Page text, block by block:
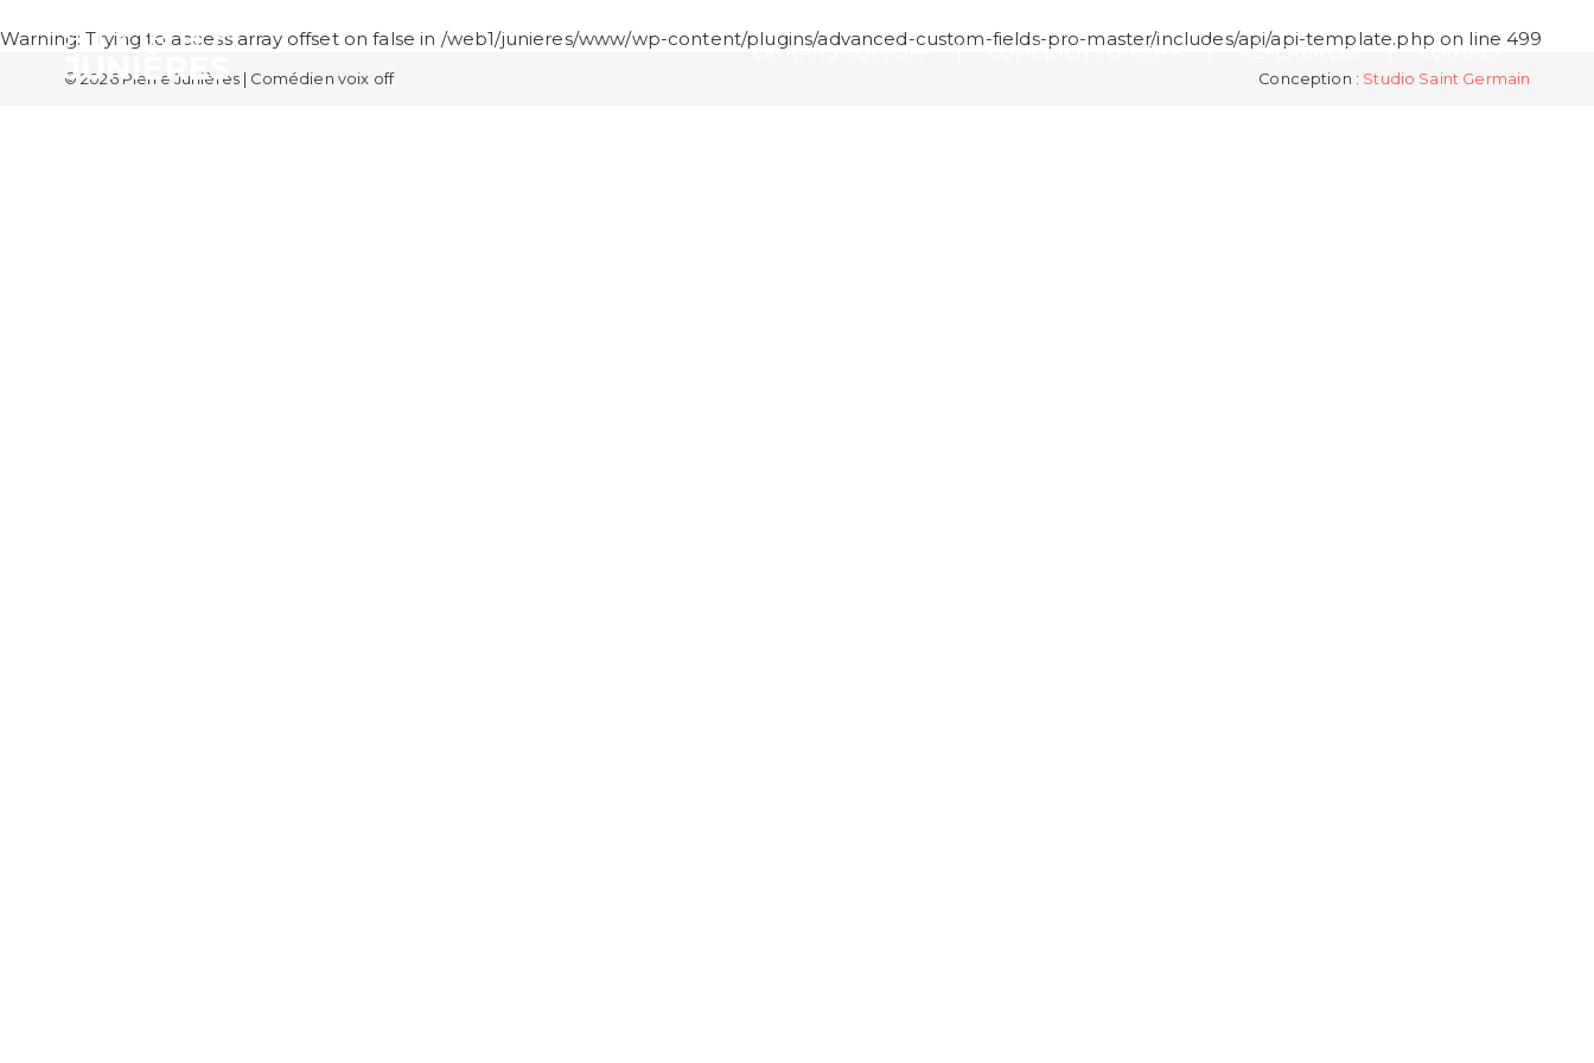
PIERRE
JUNIÈRES
EXTRAITS VOIX OFF COMÉDIEN VOIX OFF RÉFÉRENCES CONTACT
Warning: Trying to access array offset on false in /web1/junieres/www/wp-content/plugins/advanced-custom-fields-pro-master/includes/api/api-template.php on line 499
© 2026 Pierre Junières | Comédien voix off Conception : Studio Saint Germain